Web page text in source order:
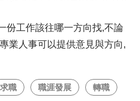
份工作該往哪一方向找,不論
業人事可以提供意見與方向,
求職 職涯發展 轉職